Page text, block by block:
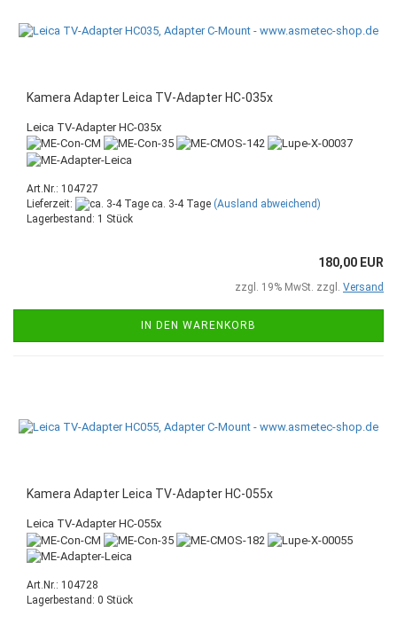
Kamera Adapter Leica TV-Adapter HC-035x
Leica TV-Adapter HC-035x
Art.Nr.: 104727
Lieferzeit:
ca. 3-4 Tage (Ausland abweichend)
Lagerbestand: 1 Stück
180,00 EUR
zzgl. 19% MwSt. zzgl. Versand
IN DEN WARENKORB
Kamera Adapter Leica TV-Adapter HC-055x
Leica TV-Adapter HC-055x
Art.Nr.: 104728
Lagerbestand: 0 Stück